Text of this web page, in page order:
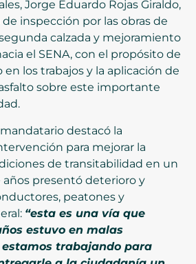
Jorge Eduardo Rojas Giraldo,
inspección por las obras de
calzada y mejoramiento
el SENA, con el propósito de
los trabajos y la aplicación de
sobre este importante
destacó la
para mejorar la
de transitabilidad en un
presentó deterioro y
peatones y
“esta es una vía que
estuvo en malas
trabajando para